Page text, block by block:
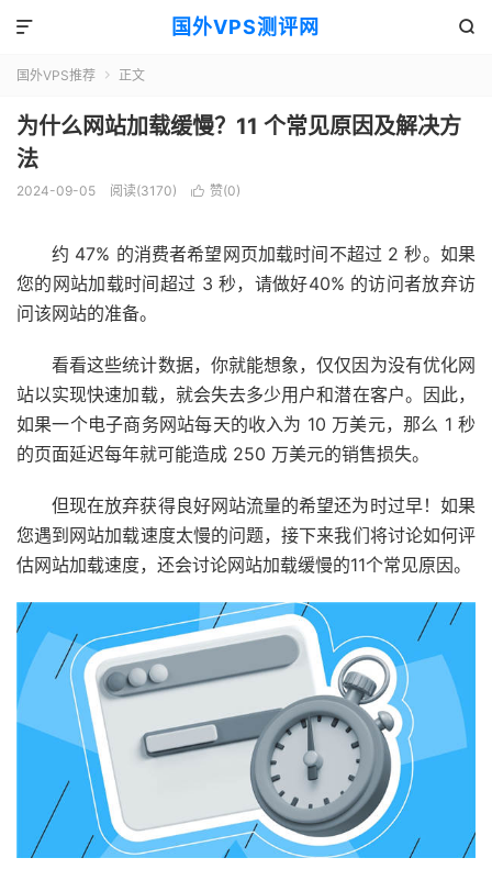
国外VPS测评网 

国外VPS推荐  正文
为什么网站加载缓慢？11 个常见原因及解决方
法
2024-09-05 阅读(3170)  赞(0)
约 47% 的消费者希望网页加载时间不超过 2 秒。如果
您的网站加载时间超过 3 秒，请做好40% 的访问者放弃访
问该网站的准备。
看看这些统计数据，你就能想象，仅仅因为没有优化网
站以实现快速加载，就会失去多少用户和潜在客户。因此，
如果一个电子商务网站每天的收入为 10 万美元，那么 1 秒
的页面延迟每年就可能造成 250 万美元的销售损失。
但现在放弃获得良好网站流量的希望还为时过早！如果
您遇到网站加载速度太慢的问题，接下来我们将讨论如何评
估网站加载速度，还会讨论网站加载缓慢的11个常见原因。